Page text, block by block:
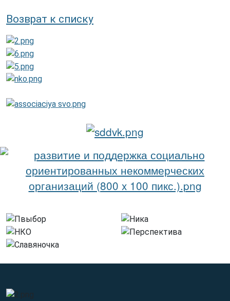
Возврат к списку